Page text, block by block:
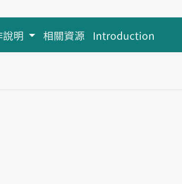
明 相關資源 Introduction